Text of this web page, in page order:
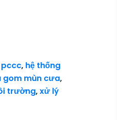
pccc, hệ thống
gom mùn cưa,
trường,xử lý